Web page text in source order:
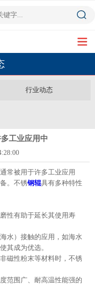
行业动态
工业应用中
通常被用于许多工业应用
。不锈钢辊具有多种特性
性有助于延长其使用寿
水）接触的应用，如海水
其成为优选。
磁性粉末等材料时，不锈
范围广、耐高温性能强的